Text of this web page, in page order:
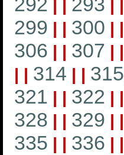
| | | |
299 | | 300 | |
306 | | 307 | |
| | 314 | | 315
321 | | 322 | |
328 | | 329 | |
335 | | 336 | |